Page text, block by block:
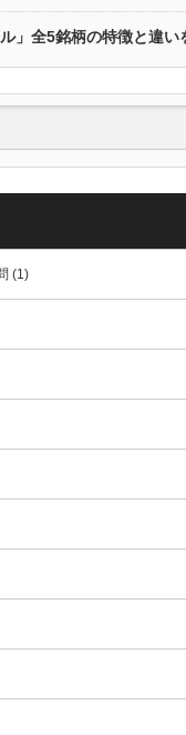
」全5銘柄の特徴と違い
(1)